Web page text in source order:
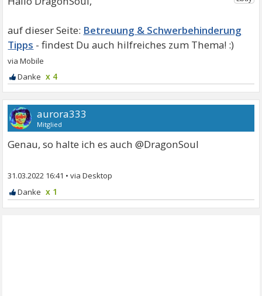
Betreuung & Schwerbehinderung
Tipps
x 4
aurora333
Mitglied
Genau, so halte ich es auch @DragonSoul
31.03.2022 16:41 •
x 1